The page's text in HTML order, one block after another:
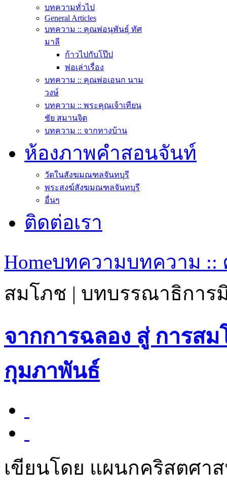
บทความทั่วไป
General Articles
บทความ :: คุณพ่อนุพันธุ์ ทัศ
มาลี
ก้าวไปกับโป๊ป
พ่อเล่าเรื่อง
บทความ :: คุณพ่อเอนก นาม
วงษ์
บทความ :: พระคุณเจ้าเทียน
ชัย สมานจิต
บทความ :: จากทางบ้าน
ห้องภาพคำสอนจันท์
วัดในสังฆมณฑลจันทบุรี
พระสงฆ์สังฆมณฑลจันทบุรี
อื่นๆ
ติดต่อเรา
Homeบทความบทความ ::
สมโภช | บทบรรณาธิการ
จากการฉลอง สู่ การส
กุมภาพันธ์
เขียนโดย แผนกคริสตศา